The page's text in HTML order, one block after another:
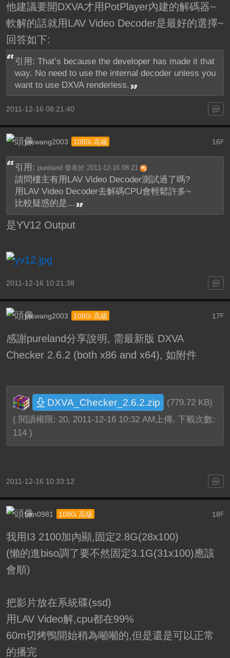
他建議要開DXVA才用PotPlayer內建的解碼器~
軟解的話就用LAV Video Decoder是最好的選擇~
回答如下:
引用: That’s because the developer has made it that
way. No need to use the internal decoder unless you
want to use DXVA renderless.
2011-12-16 08:21:40
16F
joewang2003 1080i 高級
引用: pureland 發表於 2011-12-16 08:21
請問樓主有用LAV Video Decoder測試過了嗎?
用LAV Video Decoder去解碼CPU會輕鬆許多~
比較疑惑的是...
是YV12 Output
2011-12-16 10:21:38
17 F
joewang2003 1080i 高級
感謝pureland分享說明, 需最新版 DXVA
Checker 2.6.2 (both x86 and x64), 如附件
DXVA_Checker_2.6.2.zip
(779.72 KB)
( 閱讀權限: 20, 2011-12-16 10:32 AM上傳, 下載次數:
114 )
2011-12-16 10:33:12
18F
ben0981 1080i 高級
我用I3 2100加內顯,固定2.8G(28x100)
(懶的進biso調了要不然固定3.1G(31x100)應該
會順)
把影片放在系統碟(ssd)
用LAV Video解,cpu都在99%
60m切烤鴨開始稍為噸噸的,但是還是可以正常
的播完